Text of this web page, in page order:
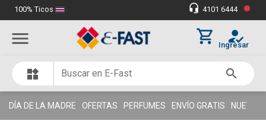
100% Ticos
headset_mic 4101 6444 •
menu shopping_cart how_to_reg
Ingresar
widgets search
DÍA DE LA MADRE OFERTAS PERFUMES ENVÍO GRATIS NUEVOS